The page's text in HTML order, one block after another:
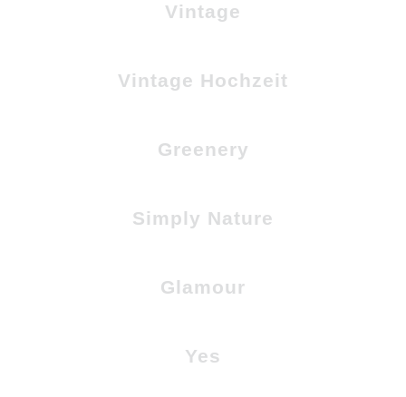
Vintage
Vintage Hochzeit
Greenery
Simply Nature
Glamour
Yes